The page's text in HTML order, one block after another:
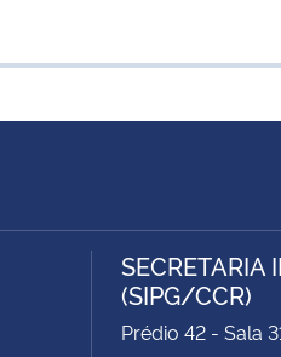
SECRETARIA
(SIPG/CCR)
Prédio 42 - Sala